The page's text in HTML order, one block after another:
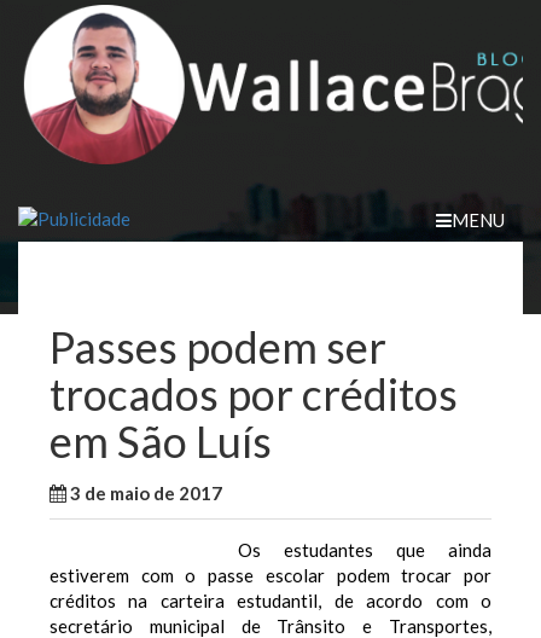
content
MENU
Passes podem ser
trocados por créditos
em São Luís
3 de maio de 2017
Os estudantes que ainda
estiverem com o passe escolar podem trocar por
créditos na carteira estudantil, de acordo com o
secretário municipal de Trânsito e Transportes,